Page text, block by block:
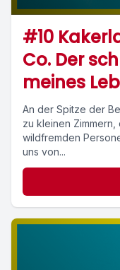
#10
Co. Der
meines
An der Spitze der
zu kleinen
wildfremden
uns von...